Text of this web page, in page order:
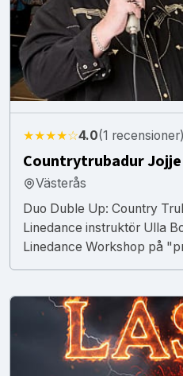
★★★★☆4.0(1 recensioner)
Countrytrubadur
Västerås
Duo Duble Up: Country
Linedance instruktör Ulla
Linedance Workshop på